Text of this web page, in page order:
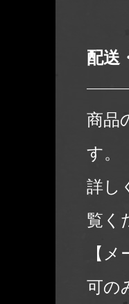
配送
商品
す。
詳し
覧く
【
可の